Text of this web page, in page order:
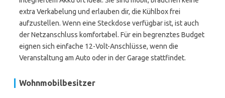
extra Verkabelung und erlauben dir, die Kühlbox frei
aufzustellen. Wenn eine Steckdose verfügbar ist, ist auch
der Netzanschluss komfortabel. Für ein begrenztes Budget
eignen sich einfache 12-Volt-Anschlüsse, wenn die
Veranstaltung am Auto oder in der Garage stattfindet.
Wohnmobilbesitzer